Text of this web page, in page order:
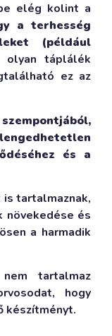
elég kolint a
a terhesség
(például
olyan táplálék
ez az
és a
tartalmaznak,
növekedése és
a harmadik
tartalmaz
hogy
készítményt.